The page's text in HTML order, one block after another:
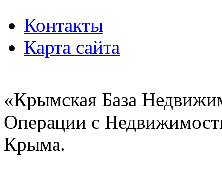
Контакты
Карта сайта
«Крымская База
Операции с
Крыма.